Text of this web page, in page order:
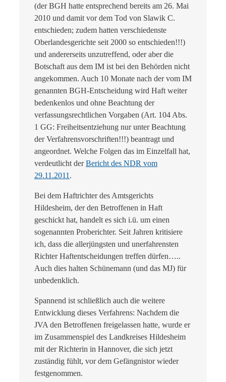
(der BGH hatte entsprechend bereits am 26. Mai
2010 und damit vor dem Tod von Slawik C.
entschieden; zudem hatten verschiedenste
Oberlandesgerichte seit 2000 so entschieden!!!)
und andererseits unzutreffend, oder aber die
Botschaft aus dem IM ist bei den Behörden nicht
angekommen. Auch 10 Monate nach der vom IM
genannten BGH-Entscheidung wird Haft weiter
bedenkenlos und ohne Beachtung der
verfassungsrechtlichen Vorgaben (Art. 104 Abs.
1 GG: Freiheitsentziehung nur unter Beachtung
der Verfahrensvorschriften!!!) beantragt und
angeordnet. Welche Folgen das im Einzelfall hat,
verdeutlicht derBericht des NDR vom
29.11.2011 .
Bei dem Haftrichter des Amtsgerichts
Hildesheim, der den Betroffenen in Haft
geschickt hat, handelt es sich i.ü. um einen
sogenannten Proberichter. Seit Jahren kritisiere
ich, dass die allerjüngsten und unerfahrensten
Richter Haftentscheidungen treffen dürfen…..
Auch dies halten Schünemann (und das MJ) für
unbedenklich.
Spannend ist schließlich auch die weitere
Entwicklung dieses Verfahrens: Nachdem die
JVA den Betroffenen freigelassen hatte, wurde er
im Zusammenspiel des Landkreises Hildesheim
mit der Richterin in Hannover, die sich jetzt
zuständig fühlt, vor dem Gefängnistor wieder
festgenommen.